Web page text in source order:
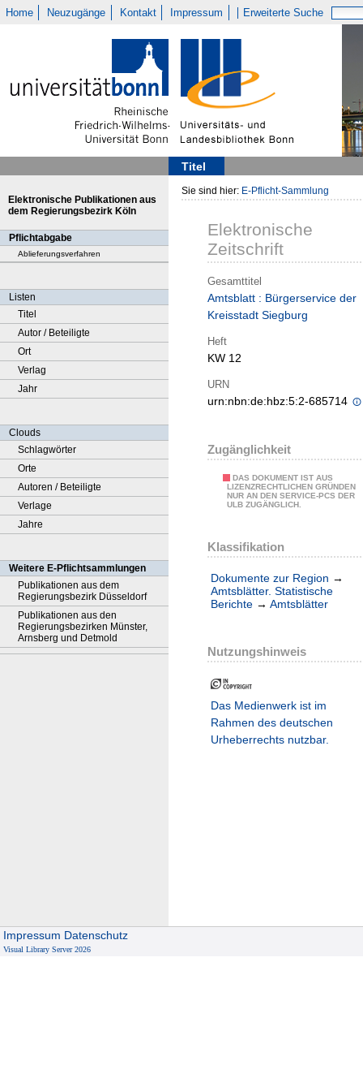
Home Neuzugänge Kontakt Impressum Erweiterte Suche
Titel
Elektronische Publikationen aus
dem Regierungsbezirk Köln
Pflichtabgabe
Ablieferungsverfahren
Listen
Titel
Autor / Beteiligte
Ort
Verlag
Jahr
Clouds
Schlagwörter
Orte
Autoren / Beteiligte
Verlage
Jahre
Weitere E-Pflichtsammlungen
Publikationen aus dem
Regierungsbezirk Düsseldorf
Publikationen aus den
Regierungsbezirken Münster,
Arnsberg und Detmold
Sie sind hier: E-Pflicht-Sammlung
Elektronische
Zeitschrift
Gesamttitel
Amtsblatt : Bürgerservice der
Kreisstadt Siegburg
Heft
KW 12
URN
urn:nbn:de:hbz:5:2-685714
Zugänglichkeit
DAS DOKUMENT IST AUS
LIZENZRECHTLICHEN GRÜNDEN
NUR AN DEN SERVICE-PCS DER
ULB ZUGÄNGLICH.
Klassifikation
Dokumente zur Region →
Amtsblätter. Statistische
Berichte → Amtsblätter
Nutzungshinweis
Das Medienwerk ist im
Rahmen des deutschen
Urheberrechts nutzbar.
Impressum Datenschutz
Visual Library Server 2026